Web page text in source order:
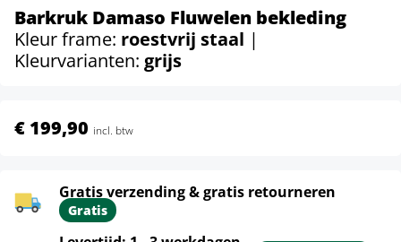
Barkruk Damaso Fluwelen bekleding
Kleur frame: roestvrij staal |
Kleurvarianten: grijs
€ 199,90 incl. btw
Gratis verzending & gratis retourneren
Gratis